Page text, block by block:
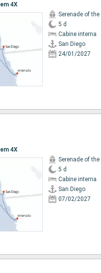
4X
Serenade of the
5 d
Cabine interna
San Diego
24/01/2027
4X
Serenade of the
5 d
Cabine interna
San Diego
07/02/2027